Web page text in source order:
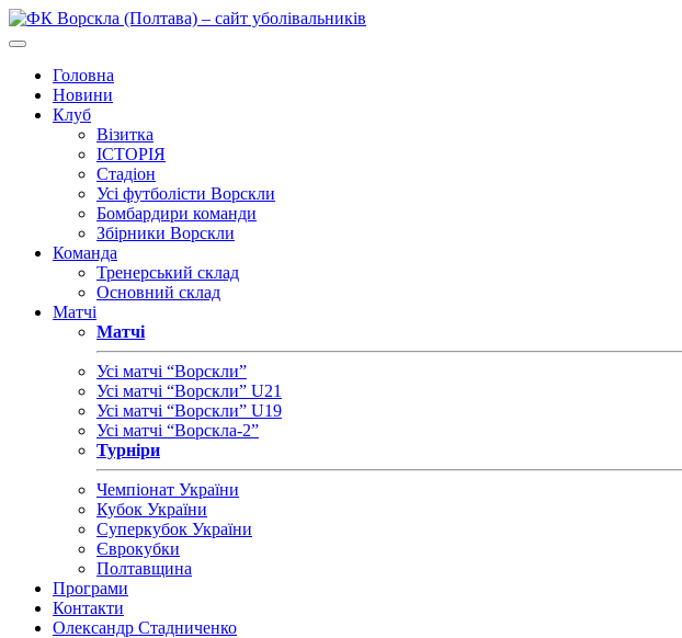
Головна
Новини
Клуб
Візитка
ІСТОРІЯ
Стадіон
Усі футболісти Ворскли
Бомбардири команди
Збірники Ворскли
Команда
Тренерський склад
Основний склад
Матчі
Матчі
Усі матчі “Ворскли”
Усі матчі “Ворскли” U21
Усі матчі “Ворскли” U19
Усі матчі “Ворскла-2”
Турніри
Чемпіонат України
Кубок України
Суперкубок України
Єврокубки
Полтавщина
Програми
Контакти
Олександр Стадниченко